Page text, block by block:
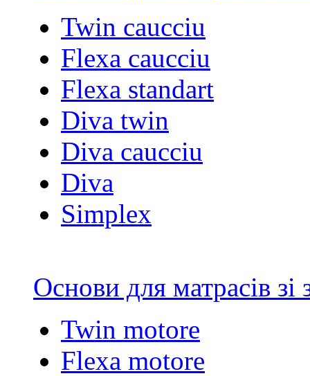
Twin caucciu
Flexa caucciu
Flexa standart
Diva twin
Diva caucciu
Diva
Simplex
Основи для матрасів
Twin motore
Flexa motore